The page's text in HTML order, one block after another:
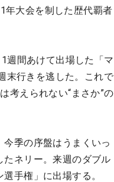
年大会を制した歴代覇者
週間あけて出場した「マ
末行きを逃した。これで
考えられない“まさか”の
今季の序盤はうまくいっ
ネリー。来週のダブル
手権」に出場する。